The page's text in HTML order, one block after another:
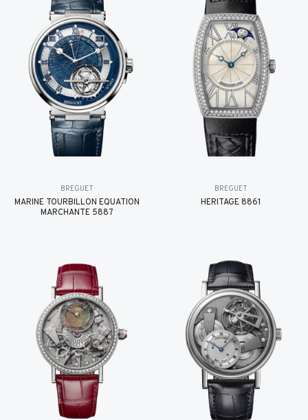
BREGUET
MARINE TOURBILLON ÉQUATION
MARCHANTE 5887
BREGUET
HÉRITAGE 8861